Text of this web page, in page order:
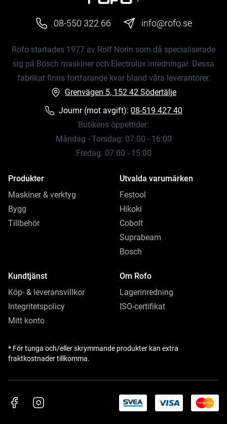
08-550 322 66 info@rofo.se
Rofo startades 1977 av Rolf Norin som då specialiserade
sig på Bosch maskiner och Electrolux inredningar. Dessa
fabrikat finns fortfarande kvar bland våra leverantörer.
Grenvägen 5, 152 42 Södertälje
Journr (mot avgift): 08-519 427 40
Butikens öppettider:
Måndag - Torsdag: 07:00 - 16:00
Fredag: 07:00 - 15:00
Produkter
Maskiner & verktyg
Bygg
Tillbehör
Utvalda varumärken
Festool
Hikoki
Cobolt
Suprabeam
Bosch
Kundtjänst
Köp- & leveransvillkor
Integritetspolicy
Mitt konto
Om Rofo
Lagerinredning
ISO-certifikat
* För tunga och/eller skrymmande produkter kan extra
fraktkostnader tillkomma.